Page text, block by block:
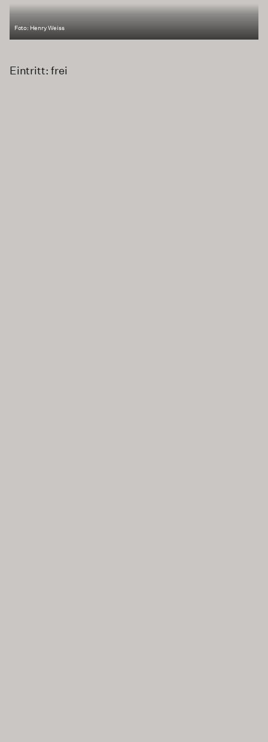
Foto: Henry Weiss
Eintritt: frei